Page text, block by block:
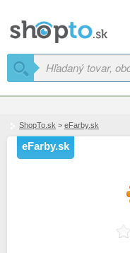
ShopTo.sk > eFarby.sk
eFarby.sk